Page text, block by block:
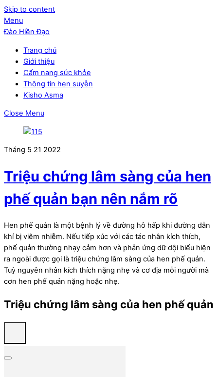
Skip to content
Menu
Đào Hiền Đạo
Trang chủ
Giới thiệu
Cẩm nang sức khỏe
Thông tin hen suyễn
Kisho Asma
Close Menu
Tháng 5 21 2022
Triệu chứng lâm sàng của hen
phế quản bạn nên nắm rõ
Hen phế quản là một bệnh lý về đường hô hấp khi đường dẫn
khí bị viêm nhiễm. Nếu tiếp xúc với các tác nhân kích thích,
phế quản thường nhạy cảm hơn và phản ứng dữ dội biểu hiện
ra ngoài được gọi là triệu chứng lâm sàng của hen phế quản.
Tuỳ nguyên nhân kích thích nặng nhẹ và cơ địa mỗi người mà
cơn hen phế quản nặng hoặc nhẹ.
Triệu chứng lâm sàng của hen phế quản